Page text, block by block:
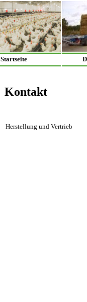
Startseite
Kontakt
Herstellung und Vertrieb